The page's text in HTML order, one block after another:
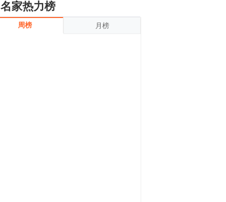
操作为主。 ...
13:54
8月5日消息，内外盘贵金属强劲走升，沪
金主力合约涨停，涨幅3.99%，报334.00
名家热力榜
周榜 月榜